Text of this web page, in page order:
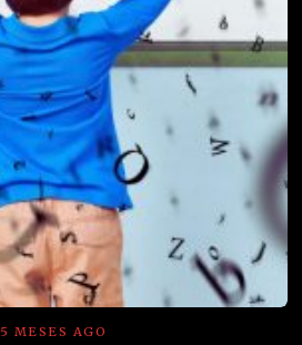
5 MESES AGO